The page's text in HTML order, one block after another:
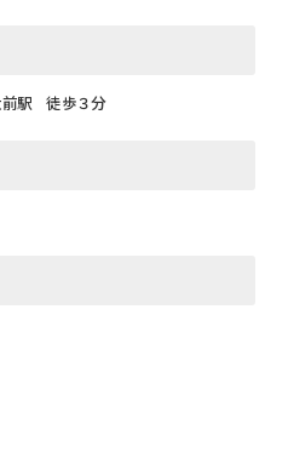
前駅 徒歩３分